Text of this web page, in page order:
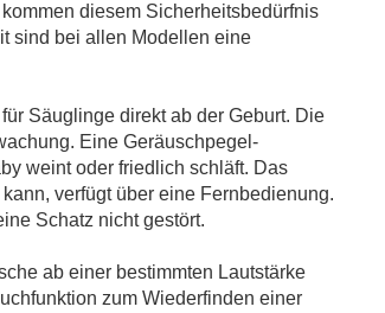
diesem Sicherheitsbedürfnis
sind bei allen Modellen eine
Säuglinge direkt ab der Geburt. Die
Eine Geräuschpegel-
weint oder friedlich schläft. Das
verfügt über eine Fernbedienung.
Schatz nicht gestört.
ab einer bestimmten Lautstärke
zum Wiederfinden einer